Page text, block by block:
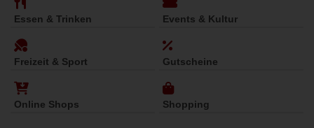
Essen & Trinken Events & Kultur
Freizeit & Sport Gutscheine
Online Shops Shopping